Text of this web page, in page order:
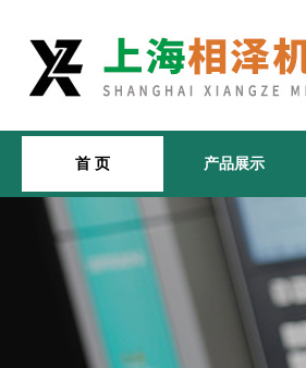
首 页 产品展示